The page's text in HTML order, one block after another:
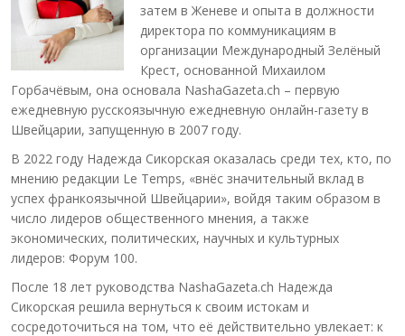
затем в Женеве и опыта в должности
директора по коммуникациям в
организации Международный Зелёный
Крест, основанной Михаилом
Горбачёвым, она основала NashaGazeta.ch – первую
ежедневную русскоязычную ежедневную онлайн-газету в
Швейцарии, запущенную в 2007 году.
В 2022 году Надежда Сикорская оказалась среди тех, кто, по
мнению редакции Le Temps, «внёс значительный вклад в
успех франкоязычной Швейцарии», войдя таким образом в
число лидеров общественного мнения, а также
экономических, политических, научных и культурных
лидеров: Форум 100.
После 18 лет руководства NashaGazeta.ch Надежда
Сикорская решила вернуться к своим истокам и
сосредоточиться на том, что её действительно увлекает: к